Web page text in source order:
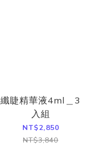
纖睫精華液4ml＿3
入組
NT$2,850
NT$3,840